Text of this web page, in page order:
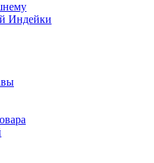
Индейки